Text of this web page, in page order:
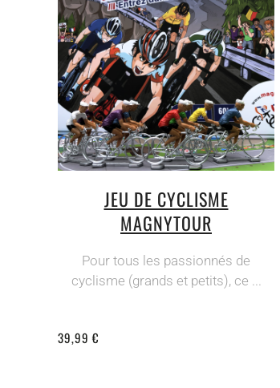
JEU DE CYCLISME
MAGNYTOUR
Pour tous les passionnés de
cyclisme (grands et petits), ce ...
39,99 €